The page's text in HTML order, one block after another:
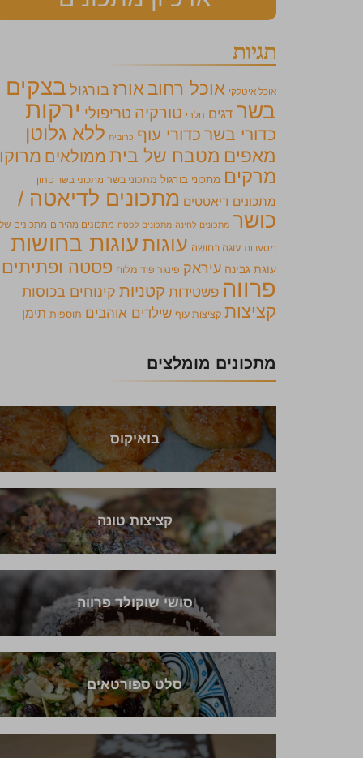
תגיות
אוכל איטלקי אוכל רחוב אורזבורגול בצקים
בשר דגים חלבי טורקיה טריפולי ירקות
כדורי בשר כדורי עוף כרובית ללא גלוטן
מאפים מטבח של בית ממולאים מרוקו
מרקים מתכוני בורגול מתכוני בשר מתכוני בשר טחון
מתכונים דיאטטים מתכונים לדיאטה /
כושר מתכונים לחינה מתכונים לפסח מתכונים מהירים מתכונים של
מסעדות עוגה בחושה עוגותעוגות בחושות
עוגת גבינה עיראק פינגר פוד מלוח פסטה ופתיתים
פרווה פשטידות קטניות קינוחים בכוסות
קציצות קציצות עוף שילדים אוהבים תוספות תימן
מתכונים מומלצים
בואיקוס
קציצות טונה
סושי שוקולד פרווה
סלט ספורטאים